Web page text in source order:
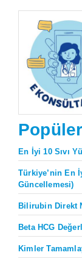
En İyi 10 Sıvı
Türkiye’nin En
Güncellemesi)
Bilirubin Direkt
Beta HCG
Kimler